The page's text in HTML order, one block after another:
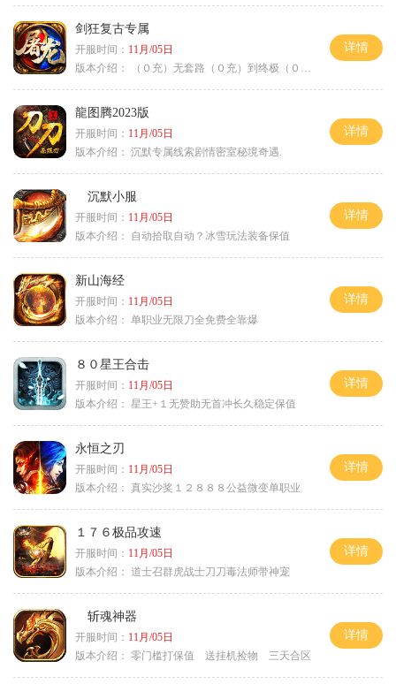
剑狂复古专属
开服时间： 11月/05日
版本介绍：
（０充）无套路（０充）到终极（０充）爽
详情
龍图腾2023版
开服时间： 11月/05日
版本介绍： 沉默专属线索剧情密室秘境奇遇.
详情
沉默小服
开服时间： 11月/05日
版本介绍：
自动拾取自动？冰雪玩法装备保值
详情
新山海经
开服时间： 11月/05日
版本介绍： 单职业无限刀全免费全靠爆
详情
８０星王合击
开服时间： 11月/05日
版本介绍： 星王+１无赞助无首冲长久稳定保值
详情
永恒之刃
开服时间： 11月/05日
版本介绍： 真实沙奖１２８８８公益微变单职业
详情
１７６极品攻速
开服时间： 11月/05日
版本介绍： 道士召群虎战士刀刀毒法师带神宠
详情
斩魂神器
开服时间： 11月/05日
版本介绍： 零门槛打保值 送挂机捡物 三天合区
详情